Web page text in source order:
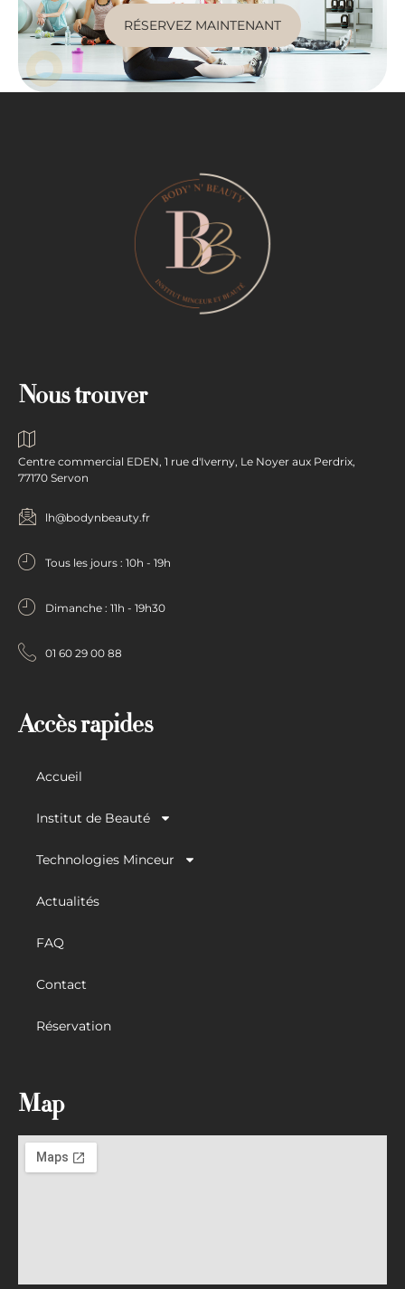
RÉSERVEZ MAINTENANT
Nous trouver
Centre commercial EDEN, 1 rue d'Iverny, Le Noyer aux Perdrix,
77170 Servon
lh@bodynbeauty.fr
Tous les jours : 10h - 19h
Dimanche : 11h - 19h30
01 60 29 00 88
Accès rapides
Accueil
Institut de Beauté
Technologies Minceur
Actualités
FAQ
Contact
Réservation
Map